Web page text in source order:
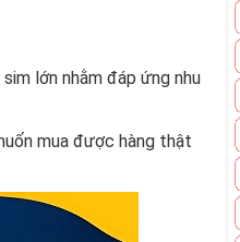
lớn nhằm đáp ứng nhu
mua được hàng thật